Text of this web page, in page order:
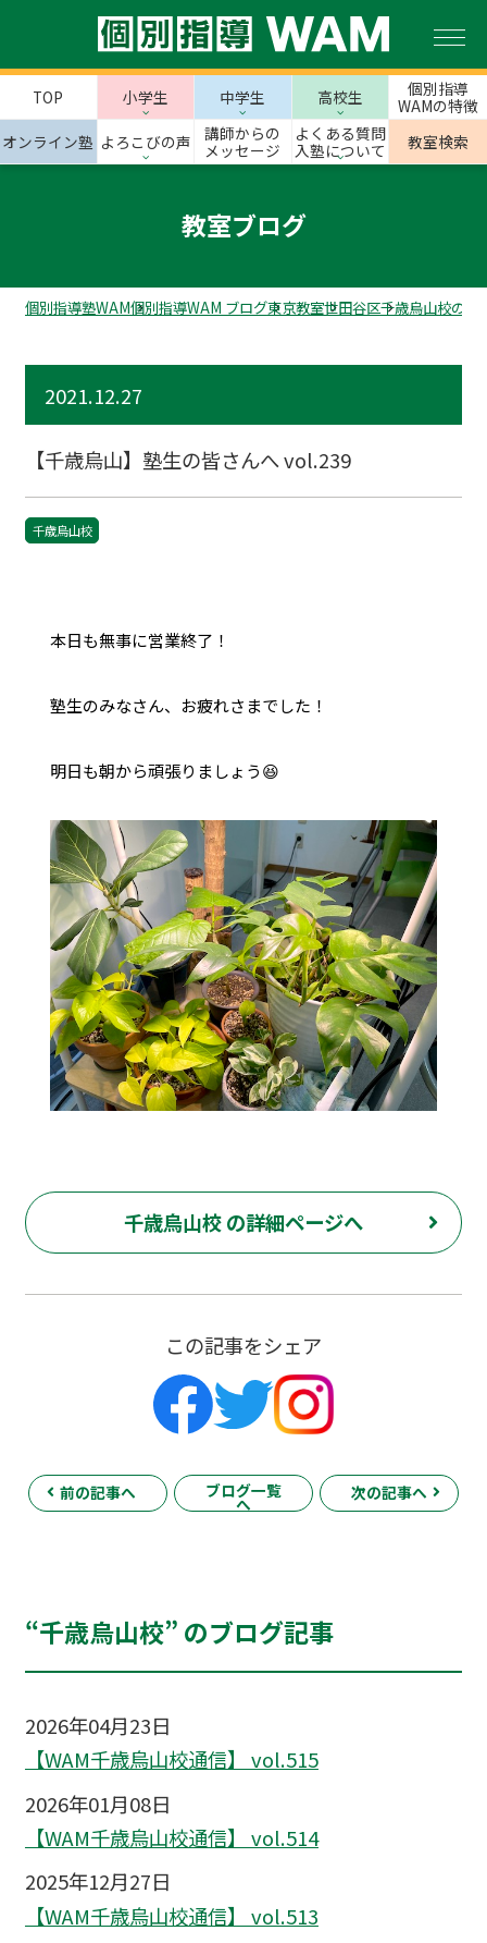
TOP 小学生 中学生 高校生
個別指導
WAMの特徴
オンライン塾 よろこびの声
講師からの
メッセージ
よくある質問
入塾について
教室検索
教室ブログ
個別指導塾WAM個別指導WAM ブログ東京教室世田谷区千歳烏山校のス
2021.12.27
【千歳烏山】塾生の皆さんへ vol.239
千歳烏山校
本日も無事に営業終了！
塾生のみなさん、お疲れさまでした！
明日も朝から頑張りましょう😆
千歳烏山校 の詳細ページへ
この記事をシェア
前の記事へ ブログ一覧
へ
次の記事へ
“千歳烏山校” のブログ記事
2026年04月23日
【WAM千歳烏山校通信】 vol.515
2026年01月08日
【WAM千歳烏山校通信】 vol.514
2025年12月27日
【WAM千歳烏山校通信】 vol.513